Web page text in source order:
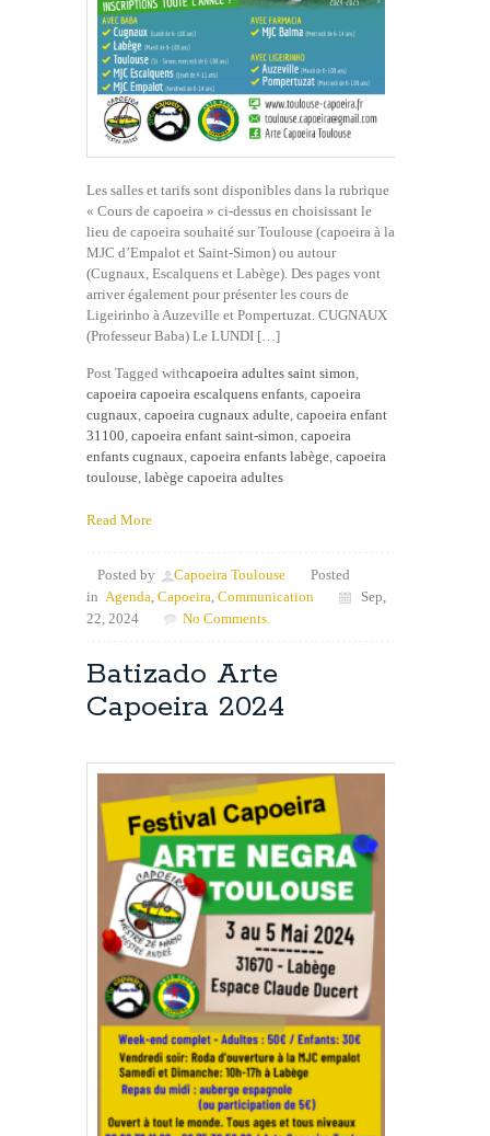
Les salles et tarifs sont disponibles dans la rubrique
« Cours de capoeira » ci-dessus en choisissant le
lieu de capoeira souhaité sur Toulouse (capoeira à la
MJC d’Empalot et Saint-Simon) ou autour
(Cugnaux, Escalquens et Labège). Des pages vont
arriver également pour présenter les cours de
Ligeirinho à Auzeville et Pompertuzat. CUGNAUX
(Professeur Baba) Le LUNDI […]
Post Tagged withcapoeira adultes saint simon,
capoeira capoeira escalquens enfants, capoeira
cugnaux, capoeira cugnaux adulte, capoeira enfant
31100, capoeira enfant saint-simon, capoeira
enfants cugnaux, capoeira enfants labège, capoeira
toulouse, labège capoeira adultes
Read More
Posted by Capoeira Toulouse
Posted
in Agenda, Capoeira, Communication
Sep,
22, 2024
No Comments.
Batizado Arte
Capoeira 2024